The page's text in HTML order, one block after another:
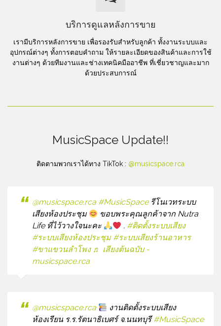
บริการดูแลหลังการขาย
เรามีบริการหลังการขาย เพื่อรองรับสำหรับลูกค้า ทั้งงานระบบและ
อุปกรณ์ต่างๆ ทั้งการตอบคำถาม ให้รายละเอียดของสินค้าและการใช้
งานต่างๆ ด้วยทีมงานและช่างเทคนิคมืออาชีพ ที่เชี่ยวชาญและมาก
ด้วยประสบการณ์
MusicSpace Update!!
ติดตามพวกเราได้ทาง TikTok : @musicspace.rca
@musicspace.rca #MusicSpaceรีโนเวทระบบ
เสียงห้องประชุม
ขอบพระคุณลูกค้าจาก Nutra
Life ที่ไว้วางใจนะคะ
. #ติดตั้งระบบเสียง
#ระบบเสียงห้องประชุม #ระบบเสียงร้านอาหาร
#ขาแขวนลําโพง ♬ เสียงต้นฉบับ -
musicspace.rca
@musicspace.rca
งานติดตั้งระบบเสียง
ห้องเรียน ร.ร.รัตนาธิเบศร์ จ.นนทบุรี#MusicSpace